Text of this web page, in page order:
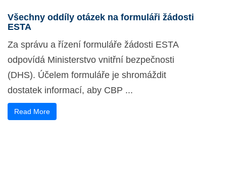
Všechny oddíly otázek na formuláři žádosti
ESTA
Za správu a řízení formuláře žádosti ESTA
odpovídá Ministerstvo vnitřní bezpečnosti
(DHS). Účelem formuláře je shromáždit
dostatek informací, aby CBP ...
Read More